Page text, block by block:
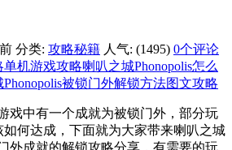
分类: 攻略秘籍 人气: (1495) 0个评论
单机游戏攻略喇叭之城Phonopolis怎么
被锁门外解锁方法图文攻略
戏中有一个成就为被锁门外，部分玩
何达成，下面就为大家带来喇叭之城
外成就的解锁攻略分享，有需要的玩